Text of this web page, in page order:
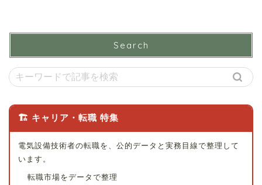
Search
🏗 キャリア・転職 特集
電気設備技術者の転職を、公的データと実務目線で整理して
います。
転職市場をデータで整理